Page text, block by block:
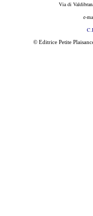
Via di
e-
© Editrice Petite